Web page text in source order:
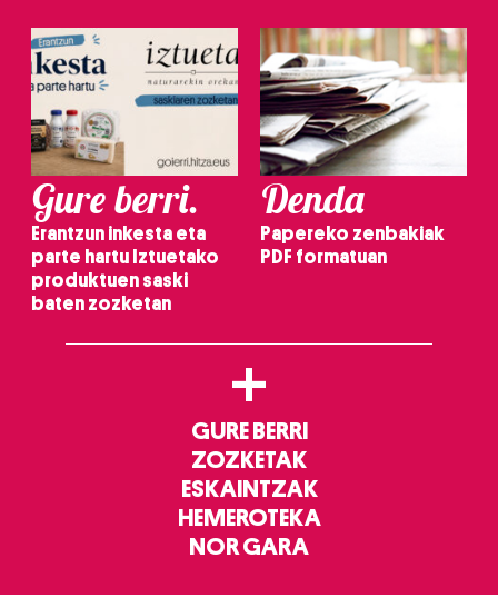
Gure berri.
Erantzun inkesta eta
parte hartu Iztuetako
produktuen saski
baten zozketan
Denda
Papereko zenbakiak
PDF formatuan
+
GURE BERRI
ZOZKETAK
ESKAINTZAK
HEMEROTEKA
NOR GARA